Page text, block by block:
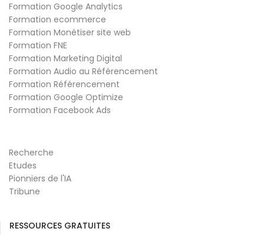
Formation Google Analytics
Formation ecommerce
Formation Monétiser site web
Formation FNE
Formation Marketing Digital
Formation Audio au Référencement
Formation Référencement
Formation Google Optimize
Formation Facebook Ads
Recherche
Etudes
Pionniers de l'IA
Tribune
RESSOURCES GRATUITES